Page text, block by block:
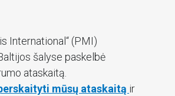
International“ (PMI)
šalyse paskelbė
ataskaitą.
mūsų ataskaitą ir